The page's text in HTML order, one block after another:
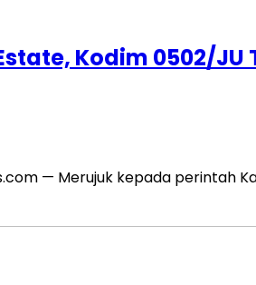
Kodim 0502/
— Merujuk kepada perintah